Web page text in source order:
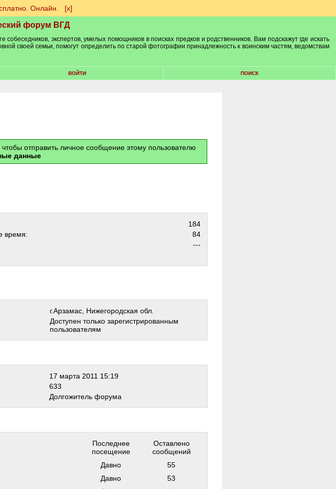
Онлайн. [х]
форум ВГД
экспертов, умелых помощников в поисках предков и родственников. Вам подскажут где искать
своей семьи, помогут определить по старой фотографии принадлежность к воинским частям, ведомствам
ВОЙТИ ПОИСК
, чтобы отправить личное сообщение этому пользователю
данные
184
время:
84
---
г.Арзамас, Нижегородская обл.
Доступен только зарегистрированным
пользователям
17 марта 2011 15:19
633
Долгожитель форума
Последнее
посещение
Оставлено
сообщений
Давно
55
Давно
53